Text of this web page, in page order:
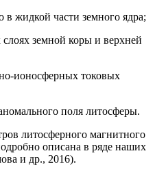
в жидкой части земного ядра;
земной коры и верхней
ионосферных токовых
поля литосферы.
литосферного магнитного
описана в ряде наших
и др., 2016).